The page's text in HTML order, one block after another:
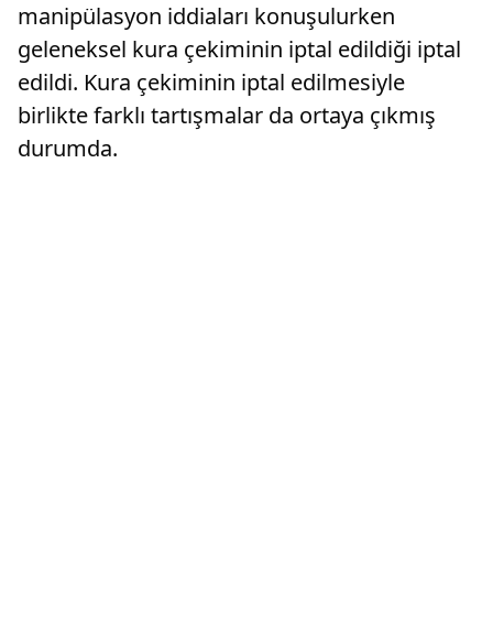
manipülasyon iddiaları konuşulurken
geleneksel kura çekiminin iptal edildiği iptal
edildi. Kura çekiminin iptal edilmesiyle
birlikte farklı tartışmalar da ortaya çıkmış
durumda.